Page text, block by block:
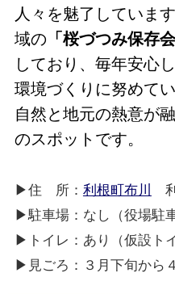
人々を魅了していま
域の 「桜づつみ保存会
しており、毎年安心
環境づくりに努めて
自然と地元の熱意が
のスポットです。
▶住 所： 利根町布川
▶駐車場：なし（役場駐
▶トイレ：あり（仮設ト
▶見ごろ：３月下旬から